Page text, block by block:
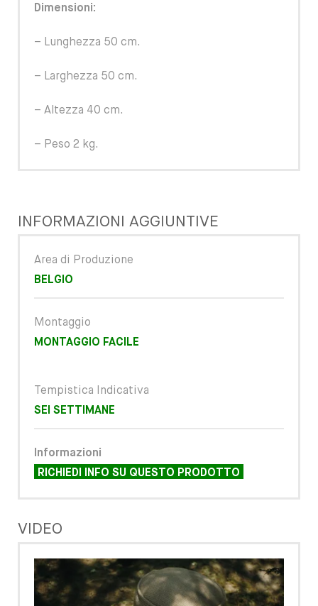
Dimensioni:
– Lunghezza 50 cm.
– Larghezza 50 cm.
– Altezza 40 cm.
– Peso 2 kg.
INFORMAZIONI AGGIUNTIVE
Area di Produzione
BELGIO
Montaggio
MONTAGGIO FACILE
Tempistica Indicativa
SEI SETTIMANE
Informazioni
RICHIEDI INFO SU QUESTO PRODOTTO
VIDEO